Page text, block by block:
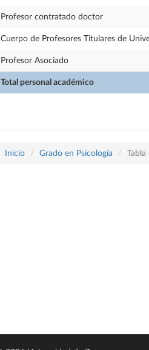
Total personal académico
Profesor contratado doctor
Cuerpo de Profesores Titulares de
Profesor Asociado
Inicio Grado en Psicología